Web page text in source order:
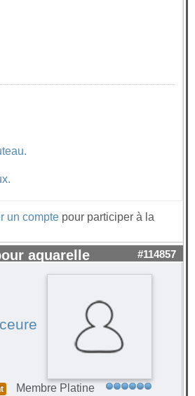
un compte pour participer à la
aquarelle #114857
Membre Platine